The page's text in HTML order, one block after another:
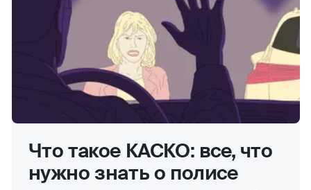
Что такое КАСКО: все, что
нужно знать о полисе